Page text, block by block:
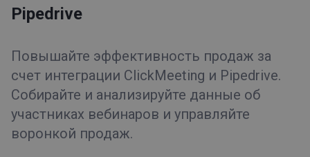
Pipedrive
Повышайте эффективность продаж за
счет интеграции ClickMeeting и Pipedrive.
Собирайте и анализируйте данные об
участниках вебинаров и управляйте
воронкой продаж.